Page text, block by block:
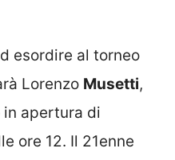
esordire al torneo
Lorenzo Musetti,
apertura di
ore 12. Il 21enne